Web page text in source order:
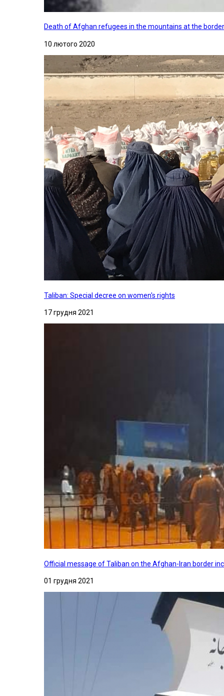
Death of Afghan refugees in the mountains at the
10 лютого 2020
Taliban: Special decree on women's rights
17 грудня 2021
Official message of Taliban on the Afghan-Iran border
01 грудня 2021